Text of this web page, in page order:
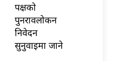
पक्षको
पुनरावलोकन
निवेदन
सुनुवाइमा जाने